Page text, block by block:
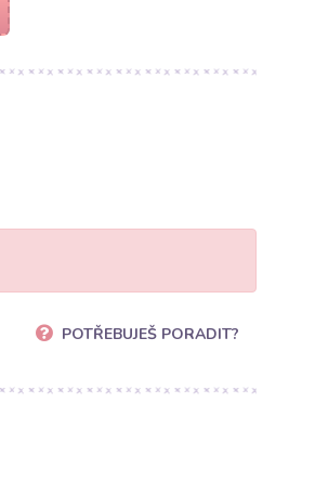
POTŘEBUJEŠ PORADIT?